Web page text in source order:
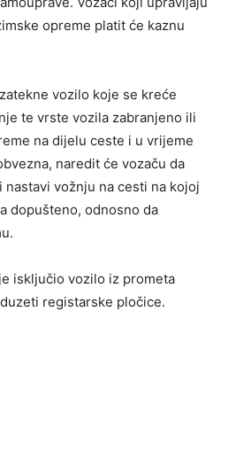
opreme platit će kaznu
vozilo koje se kreće
te vrste vozila zabranjeno ili
na dijelu ceste i u vrijeme
naredit će vozaču da
vožnju na cesti na kojoj
dopušteno, odnosno da
isključio vozilo iz prometa
registarske pločice.